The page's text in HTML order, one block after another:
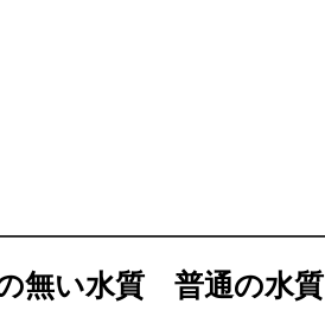
無い水質 普通の水質